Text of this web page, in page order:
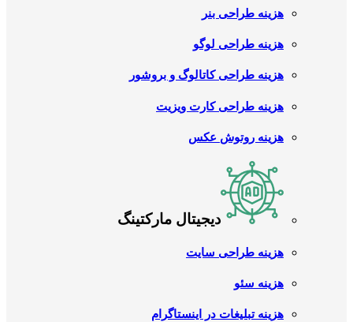
هزینه طراحی بنر
هزینه طراحی لوگو
هزینه طراحی کاتالوگ و بروشور
هزینه طراحی کارت ویزیت
هزینه روتوش عکس
دیجیتال مارکتینگ
هزینه طراحی سایت
هزینه سئو
هزینه تبلیغات در اینستاگرام